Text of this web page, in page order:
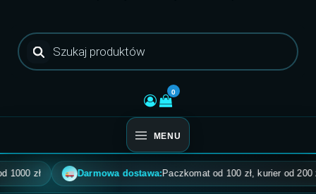
Wyszukiwarka
produktów
0
MENU
zł Darmowa dostawa:Paczkomat od 100 zł, kurier od 200 zł,